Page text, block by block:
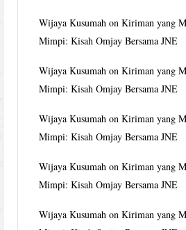
Wijaya Kusumah onKiriman yang
Mimpi: Kisah Omjay Bersama JNE
Wijaya Kusumah onKiriman yang
Mimpi: Kisah Omjay Bersama JNE
Wijaya Kusumah onKiriman yang
Mimpi: Kisah Omjay Bersama JNE
Wijaya Kusumah onKiriman yang
Mimpi: Kisah Omjay Bersama JNE
Wijaya Kusumah onKiriman yang